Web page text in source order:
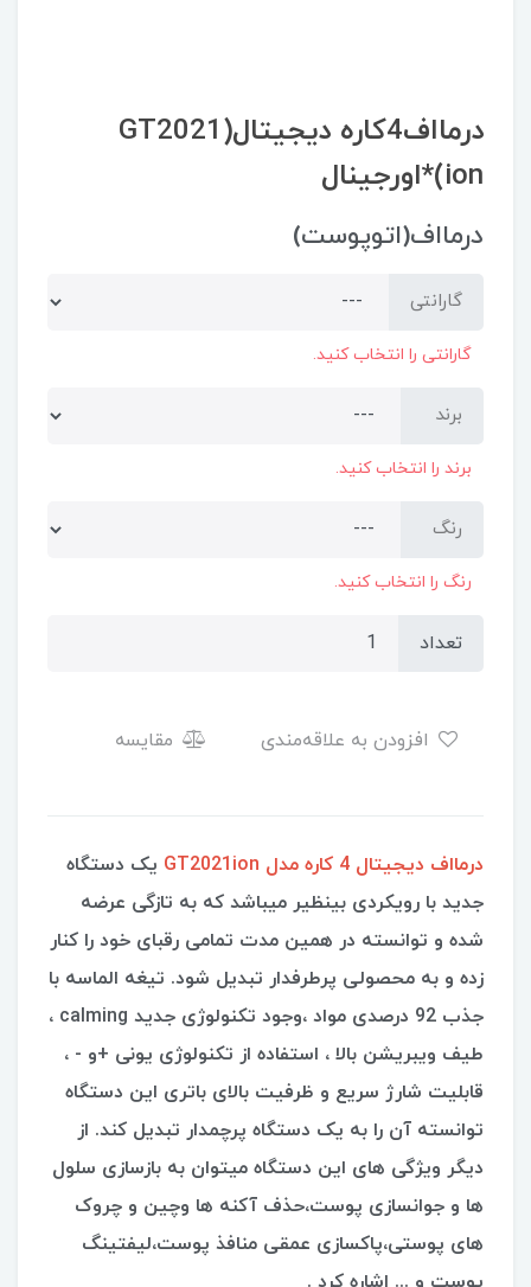
درمااف4کاره دیجیتال(GT2021
ion)*اورجینال
درمااف(اتوپوست)
گارانتی
گارانتی را انتخاب کنید.
برند
برند را انتخاب کنید.
رنگ
رنگ را انتخاب کنید.
تعداد
مقایسه
درمااف دیجیتال 4 کاره مدل GT2021ion
یک دستگاه
جدید با رویکردی بینظیر میباشد که به تازگی عرضه
شده و توانسته در همین مدت تمامی رقبای خود را کنار
زده و به محصولی پرطرفدار تبدیل شود. تیغه الماسه با
جذب 92 درصدی مواد ،وجود تکنولوژی جدید calming ،
طیف ویبریشن بالا ، استفاده از تکنولوژی یونی +و - ،
قابلیت شارژ سریع و ظرفیت بالای باتری این دستگاه
توانسته آن را به یک دستگاه پرچمدار تبدیل کند. از
دیگر ویژگی های این دستگاه میتوان به بازسازی سلول
ها و جوانسازی پوست،حذف آکنه ها وچین و چروک
های پوستی،پاکسازی عمقی منافذ پوست،لیفتینگ